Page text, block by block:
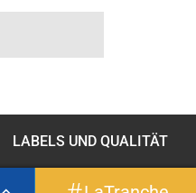
LABELS UND QUALITÄT